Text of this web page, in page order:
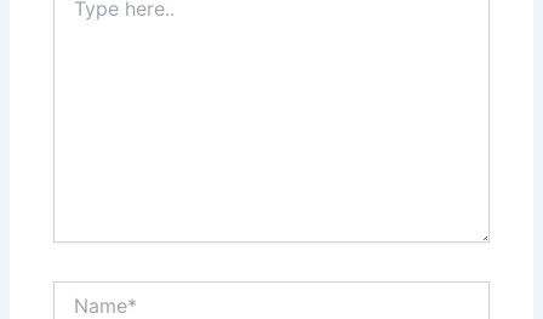
here..